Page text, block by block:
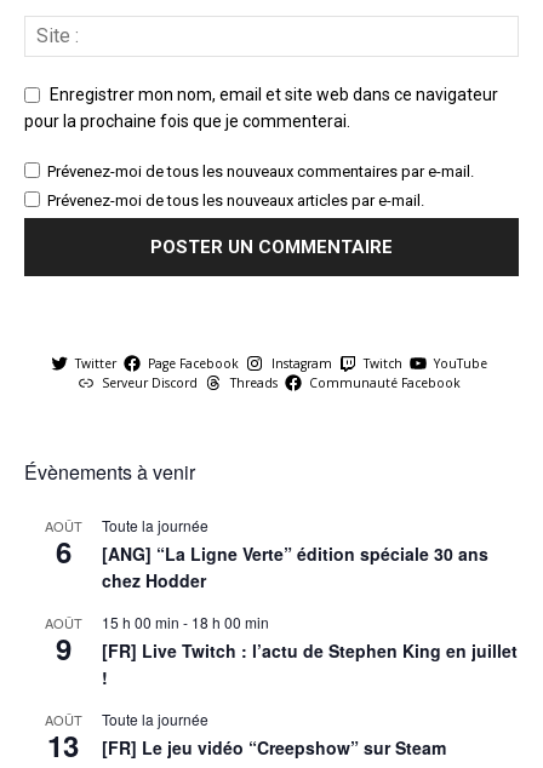
Enregistrer mon nom, email et site web dans ce navigateur
pour la prochaine fois que je commenterai.
Prévenez-moi de tous les nouveaux commentaires par e-mail.
Prévenez-moi de tous les nouveaux articles par e-mail.
Twitter Page Facebook Instagram Twitch
YouTube
Serveur Discord
Threads Communauté Facebook
Évènements à venir
AOÛT
6
Toute la journée
[ANG] “La Ligne Verte” édition spéciale 30 ans
chez Hodder
AOÛT
9
15 h 00 min - 18 h 00 min
[FR] Live Twitch : l’actu de Stephen King en juillet
!
AOÛT
13
Toute la journée
[FR] Le jeu vidéo “Creepshow” sur Steam